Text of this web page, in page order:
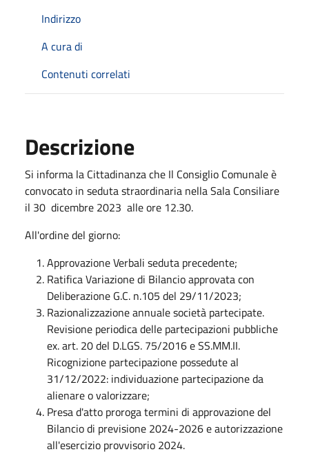
Indirizzo
A cura di
Contenuti correlati
Descrizione
Si informa la Cittadinanza che Il Consiglio Comunale è
convocato in seduta straordinaria nella Sala Consiliare
il 30 dicembre 2023 alle ore 12.30.
All'ordine del giorno:
Approvazione Verbali seduta precedente;
Ratifica Variazione di Bilancio approvata con
Deliberazione G.C. n.105 del 29/11/2023;
Razionalizzazione annuale società partecipate.
Revisione periodica delle partecipazioni pubbliche
ex. art. 20 del D.LGS. 75/2016 e SS.MM.II.
Ricognizione partecipazione possedute al
31/12/2022: individuazione partecipazione da
alienare o valorizzare;
Presa d'atto proroga termini di approvazione del
Bilancio di previsione 2024-2026 e autorizzazione
all'esercizio provvisorio 2024.